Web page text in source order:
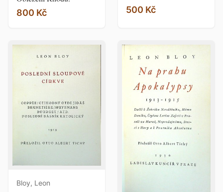
800 Kč
500 Kč
Bloy, Leon